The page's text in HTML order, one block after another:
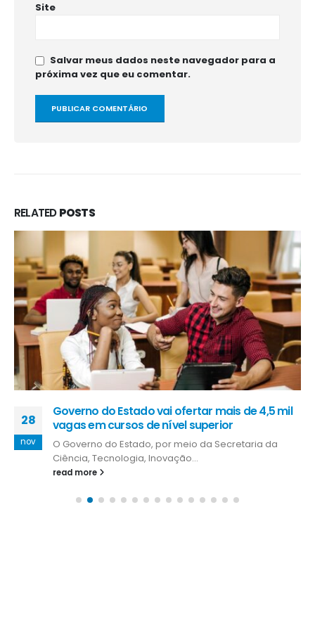
Site
Salvar meus dados neste navegador para a
próxima vez que eu comentar.
RELATEDPOSTS
28
nov
Governo do Estado vai ofertar mais de 4,5 mil
vagas em cursos de nível superior
O Governo do Estado, por meio da Secretaria da
Ciência, Tecnologia, Inovação...
read more